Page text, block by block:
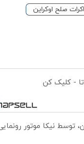
صلح اوکراین
- کلیک کن